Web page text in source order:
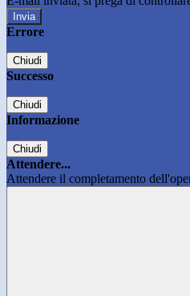
Errore
Chiudi
Successo
Chiudi
Informazione
Chiudi
Attendere...
Attendere il completamento